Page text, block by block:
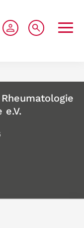
e.V.